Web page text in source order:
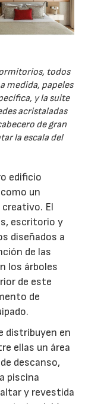
todos
medida, papeles
y la suite
acristaladas
de gran
la escala del
edificio
un
El
escritorio y
diseñados a
de las
los árboles
de este
de
distribuyen en
ellas un área
descanso,
piscina
y revestida